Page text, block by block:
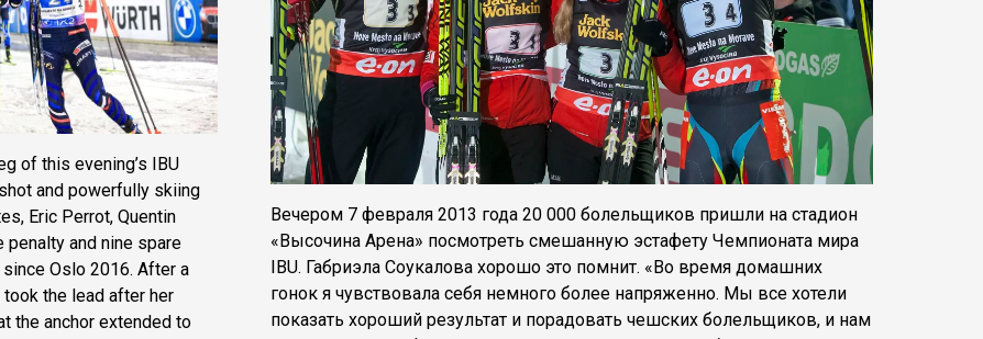
of this evening’s IBU
and powerfully skiing
Eric Perrot, Quentin
and nine spare
Oslo 2016. After a
the lead after her
the anchor extended to
Вечером 7 февраля 2013 года 20 000 болельщиков пришли на стадион
«Высочина Арена» посмотреть смешанную эстафету Чемпионата мира
IBU. Габриэла Соукалова хорошо это помнит. «Во время домашних
гонок я чувствовала себя немного более напряженно. Мы все хотели
показать хороший результат и порадовать чешских болельщиков, и нам